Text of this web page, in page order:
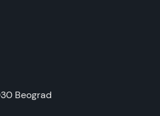
Beograd